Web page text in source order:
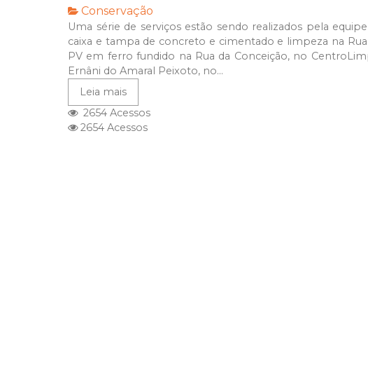
Conservação
Uma série de serviços estão sendo realizados pela
caixa e tampa de concreto e cimentado e limpeza na
PV em ferro fundido na Rua da Conceição, no
Ernâni do Amaral Peixoto, no...
Leia mais
2654 Acessos
2654 Acessos